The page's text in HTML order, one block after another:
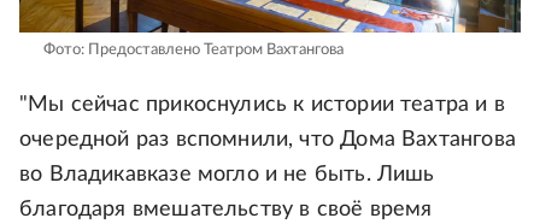
Фото: Предоставлено Театром Вахтангова
"Мы сейчас прикоснулись к истории театра и в
очередной раз вспомнили, что Дома Вахтангова
во Владикавказе могло и не быть. Лишь
благодаря вмешательству в своё время